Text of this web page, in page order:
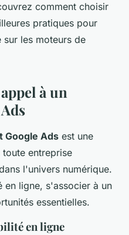
comment choisir
pratiques pour
les moteurs de
à un
Google Ads est une
entreprise
l'univers numérique.
en ligne, s'associer à un
essentielles.
en ligne